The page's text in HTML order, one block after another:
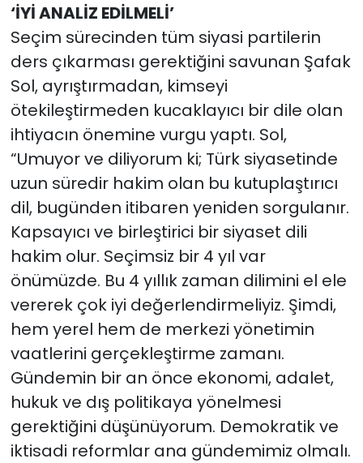
‘İYİ ANALİZ EDİLMELİ’
Seçim sürecinden tüm siyasi partilerin
ders çıkarması gerektiğini savunan Şafak
Sol, ayrıştırmadan, kimseyi
ötekileştirmeden kucaklayıcı bir dile olan
ihtiyacın önemine vurgu yaptı. Sol,
“Umuyor ve diliyorum ki; Türk siyasetinde
uzun süredir hakim olan bu kutuplaştırıcı
dil, bugünden itibaren yeniden sorgulanır.
Kapsayıcı ve birleştirici bir siyaset dili
hakim olur. Seçimsiz bir 4 yıl var
önümüzde. Bu 4 yıllık zaman dilimini el ele
vererek çok iyi değerlendirmeliyiz. Şimdi,
hem yerel hem de merkezi yönetimin
vaatlerini gerçekleştirme zamanı.
Gündemin bir an önce ekonomi, adalet,
hukuk ve dış politikaya yönelmesi
gerektiğini düşünüyorum. Demokratik ve
iktisadi reformlar ana gündemimiz olmalı.